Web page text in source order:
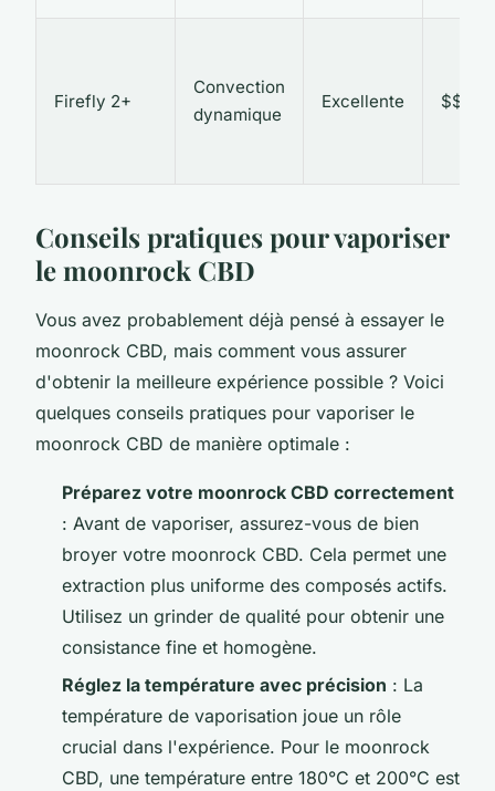
Firefly 2+
Convection
dynamique
Excellente $$$
Conseils pratiques pour vaporiser
le moonrock CBD
Vous avez probablement déjà pensé à essayer le
moonrock CBD, mais comment vous assurer
d'obtenir la meilleure expérience possible ? Voici
quelques conseils pratiques pour vaporiser le
moonrock CBD de manière optimale :
Préparez votre moonrock CBD correctement
: Avant de vaporiser, assurez-vous de bien
broyer votre moonrock CBD. Cela permet une
extraction plus uniforme des composés actifs.
Utilisez un grinder de qualité pour obtenir une
consistance fine et homogène.
Réglez la température avec précision : La
température de vaporisation joue un rôle
crucial dans l'expérience. Pour le moonrock
CBD, une température entre 180°C et 200°C est